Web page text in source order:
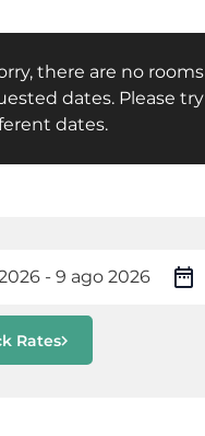
there are no
dates. Please
dates.
Rates